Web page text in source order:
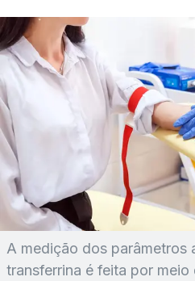
A medição dos parâmetros
transferrina é feita por